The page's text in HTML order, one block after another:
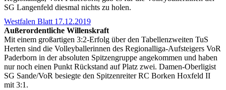
SG Langenfeld diesmal nichts zu holen.
Westfalen Blatt 17.12.2019
Außerordentliche Willenskraft
Mit einem großartigen 3:2-Erfolg über den Tabellenzweiten TuS
Herten sind die Volleyballerinnen des Regionalliga-Aufsteigers VoR
Paderborn in der absoluten Spitzengruppe angekommen und haben
nur noch einen Punkt Rückstand auf Platz zwei. Damen-Oberligist
SG Sande/VoR besiegte den Spitzenreiter RC Borken Hoxfeld II
mit 3:1.